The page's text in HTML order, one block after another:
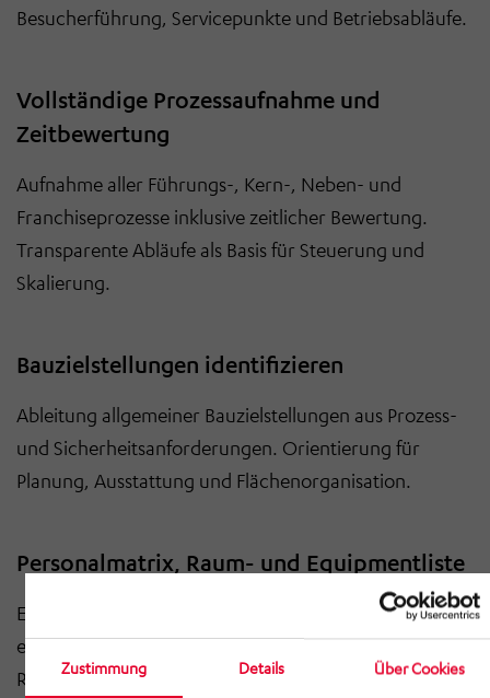
Zustimmung Details Über Cookies
Besucherführung, Servicepunkte und Betriebsabläufe.
Vollständige Prozessaufnahme und
Zeitbewertung
Aufnahme aller Führungs-, Kern-, Neben- und
Franchiseprozesse inklusive zeitlicher Bewertung.
Transparente Abläufe als Basis für Steuerung und
Skalierung.
Bauzielstellungen identifizieren
Ableitung allgemeiner Bauzielstellungen aus Prozess-
und Sicherheitsanforderungen. Orientierung für
Planung, Ausstattung und Flächenorganisation.
Personalmatrix, Raum- und Equipmentliste
Erstellung einer detaillierten Personalmatrix sowie
einer vollständigen Raum- und Equipmentliste. Klare
Ressourcen- und Verantwortungszuordnung für den